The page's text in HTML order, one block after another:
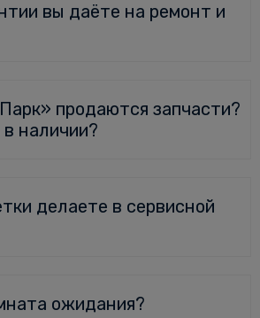
вы даёте на ремонт и
продаются запчасти?
в наличии?
делаете в сервисной
ожидания?